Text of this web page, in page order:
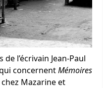
l’écrivain Jean-Paul
concernentMémoires
Mazarine et